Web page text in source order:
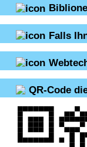
Falls
QR-Code